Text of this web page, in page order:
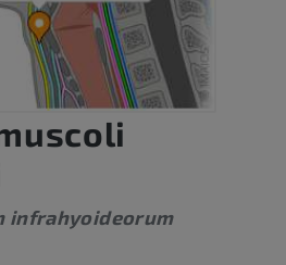
infrahyoideorum